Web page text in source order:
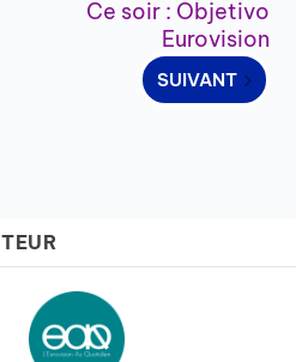
Ce soir : Objetivo
Eurovision
SUIVANT